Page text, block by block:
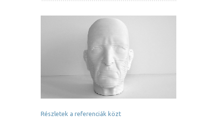
Részletek a referenciák közt